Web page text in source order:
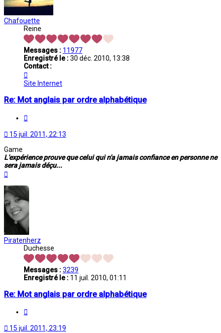
Chafouette
Reine
Messages : 11977
Enregistré le :30 déc. 2010, 13:38
Contact :
Chafouette
Site Internet
Re: Mot anglais par ordre alphabétique
15 juil. 2011, 22:13
Game
L'expérience prouve que celui qui n'a jamais confiance en personne ne
sera jamais déçu...
Piratenherz
Duchesse
Messages :3239
Enregistré le : 11 juil. 2010, 01:11
Re: Mot anglais par ordre alphabétique
15 juil. 2011, 23:19